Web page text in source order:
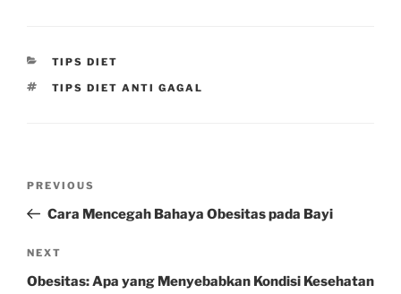
CATEGORIES
TIPS DIET
TAGS
TIPS DIET ANTI GAGAL
Previous
Post
PREVIOUS
Cara Mencegah Bahaya Obesitas pada Bayi
Next
Post
NEXT
Obesitas: Apa yang Menyebabkan Kondisi Kesehatan